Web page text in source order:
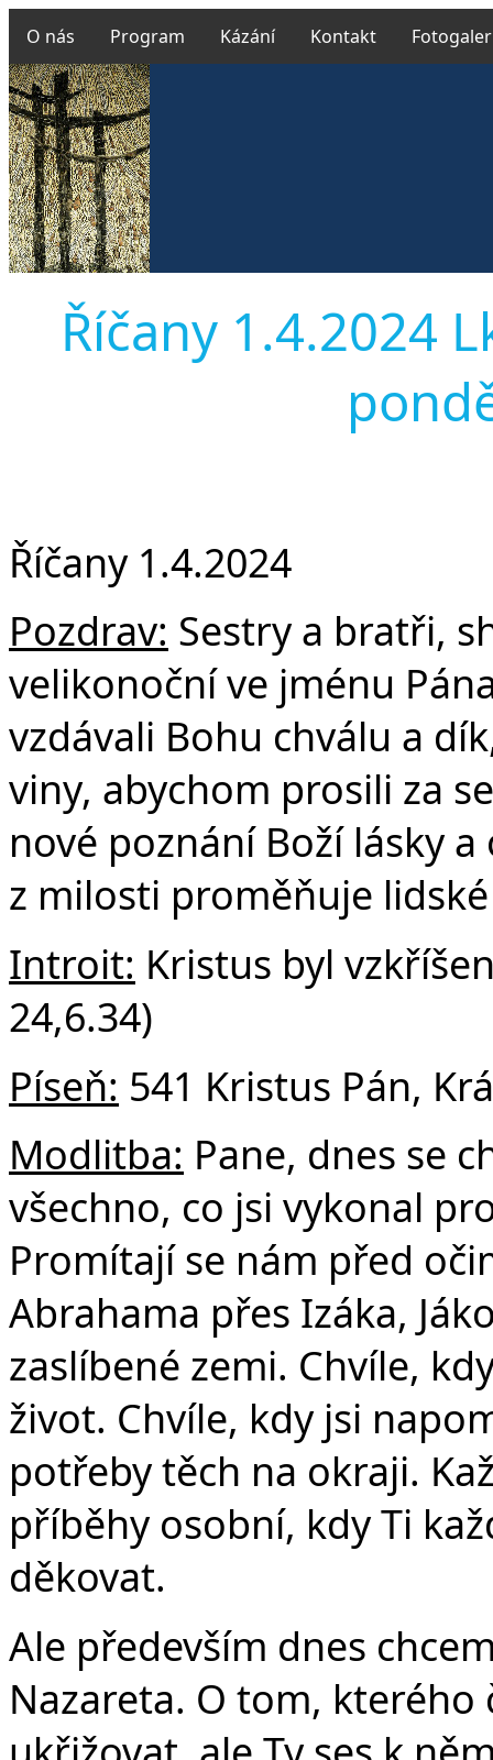
O nás Program Kázání Kontakt
Říčany 1.4.2024
Říčany 1.4.2024
Pozdrav: Sestry a bratři,
velikonoční ve jménu
vzdávali Bohu chválu a
viny, abychom prosili za
nové poznání Boží lásky
z milosti proměňuje
Introit: Kristus byl
24,6.34)
Píseň: 541 Kristus Pán,
Modlitba: Pane, dnes se
všechno, co jsi vykonal
Promítají se nám před
Abrahama přes Izáka,
zaslíbené zemi. Chvíle,
život. Chvíle, kdy jsi
potřeby těch na okraji.
příběhy osobní, kdy Ti
děkovat.
Ale především dnes
Nazareta. O tom,